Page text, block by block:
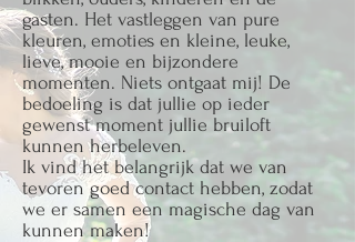
gasten. Het vastleggen van pure
kleuren, emoties en kleine, leuke,
lieve, mooie en bijzondere
momenten. Niets ontgaat mij! De
bedoeling is dat jullie op ieder
gewenst moment jullie bruiloft
kunnen herbeleven.
Ik vind het belangrijk dat we van
tevoren goed contact hebben, zodat
we er samen een magische dag van
kunnen maken!